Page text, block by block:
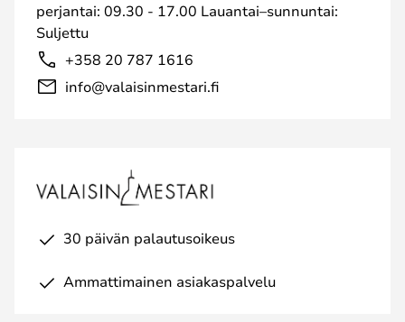
perjantai: 09.30 - 17.00 Lauantai–sunnuntai:
Suljettu
+358 20 787 1616
info@valaisinmestari.fi
30 päivän palautusoikeus
Ammattimainen asiakaspalvelu